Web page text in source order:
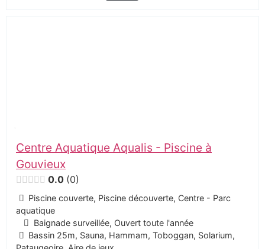
Centre Aquatique Aqualis - Piscine à
Gouvieux
0.0 0
Piscine couverte, Piscine découverte, Centre - Parc
aquatique
Baignade surveillée, Ouvert toute l'année
Bassin 25m, Sauna, Hammam, Toboggan, Solarium,